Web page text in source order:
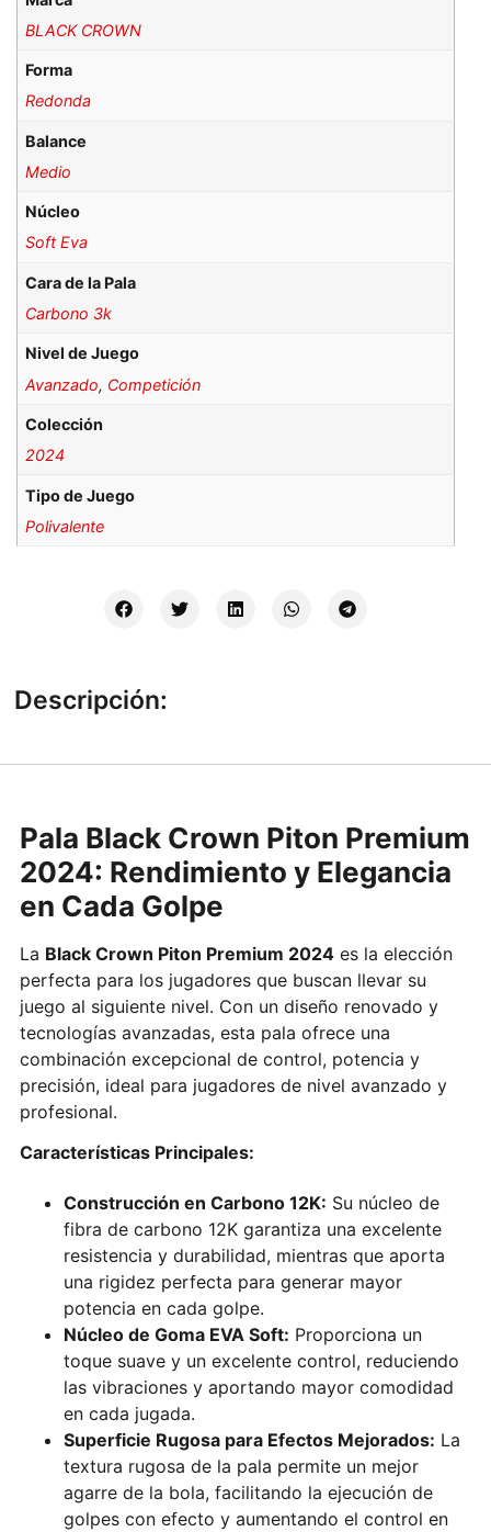
BLACK CROWN
Forma
Redonda
Balance
Medio
Núcleo
Soft Eva
Cara de la Pala
Carbono 3k
Nivel de Juego
Avanzado, Competición
Colección
2024
Tipo de Juego
Polivalente
Descripción:
Pala Black Crown Piton Premium
2024: Rendimiento y Elegancia
en Cada Golpe
La Black Crown Piton Premium 2024es la elección
perfecta para los jugadores que buscan llevar su
juego al siguiente nivel. Con un diseño renovado y
tecnologías avanzadas, esta pala ofrece una
combinación excepcional de control, potencia y
precisión, ideal para jugadores de nivel avanzado y
profesional.
Características Principales:
Construcción en Carbono 12K: Su núcleo de
fibra de carbono 12K garantiza una excelente
resistencia y durabilidad, mientras que aporta
una rigidez perfecta para generar mayor
potencia en cada golpe.
Núcleo de Goma EVA Soft: Proporciona un
toque suave y un excelente control, reduciendo
las vibraciones y aportando mayor comodidad
en cada jugada.
Superficie Rugosa para Efectos Mejorados: La
textura rugosa de la pala permite un mejor
agarre de la bola, facilitando la ejecución de
golpes con efecto y aumentando el control en